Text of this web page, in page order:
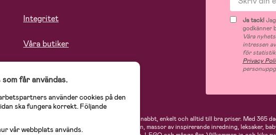
Integritet
Våra butiker
Ja tack!Jag
godkänner
Våra
intressen
för
Privacy
produkter för barnfamiljen. Hos oss handlar du snabbt, enkelt och alltid till bra priser. Med 365
kläder för barn och baby, produkter för mamman, massor av inspirerande inredning, leksaker,
får användas.
använder cookies på den
ska fungera korrekt. Följande
vår webbplats används.